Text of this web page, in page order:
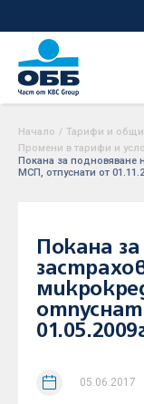
Начало / Тарифи и общи
Промени в тарифи и
Покана за подновяване
МСП, отпуснати от
Покана
05.06.2017